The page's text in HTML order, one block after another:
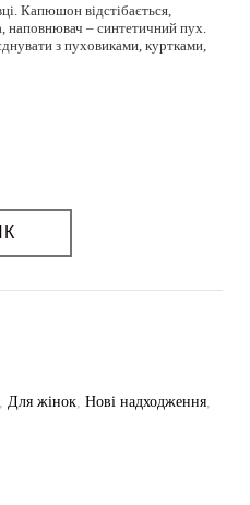
Капюшон відстібається,
наповнювач – синтетичний пух.
з пуховиками, куртками,
см.
-.
Для жінок Нові надходження